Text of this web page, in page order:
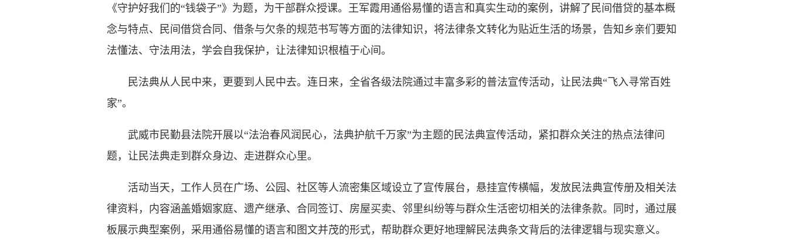
《守护好我们的“钱袋子”》为题，为干部群众授课。王军霞用通俗易懂的语言和真实生动的案例，讲解了民间借贷的基本概
念与特点、民间借贷合同、借条与欠条的规范书写等方面的法律知识，将法律条文转化为贴近生活的场景，告知乡亲们要知
法懂法、守法用法，学会自我保护，让法律知识根植于心间。
民法典从人民中来，更要到人民中去。连日来，全省各级法院通过丰富多彩的普法宣传活动，让民法典“飞入寻常百姓
家”。
武威市民勤县法院开展以“法治春风润民心，法典护航千万家”为主题的民法典宣传活动，紧扣群众关注的热点法律问
题，让民法典走到群众身边、走进群众心里。
活动当天，工作人员在广场、公园、社区等人流密集区域设立了宣传展台，悬挂宣传横幅，发放民法典宣传册及相关法
律资料，内容涵盖婚姻家庭、遗产继承、合同签订、房屋买卖、邻里纠纷等与群众生活密切相关的法律条款。同时，通过展
板展示典型案例，采用通俗易懂的语言和图文并茂的形式，帮助群众更好地理解民法典条文背后的法律逻辑与现实意义。